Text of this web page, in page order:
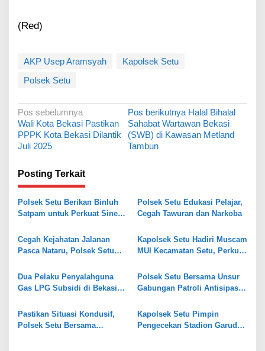
(Red)
AKP Usep Aramsyah
Kapolsek Setu
Polsek Setu
N
a
v
g
a
s
p
s
Pos sebelumnya
Wali Kota Bekasi Pastikan
PPPK Kota Bekasi Dilantik
Juli 2025
Pos berikutnya Halal Bihalal
Sahabat Wartawan Bekasi
(SWB) di Kawasan Metland
Tambun
Posting Terkait
Polsek Setu Berikan Binluh
Satpam untuk Perkuat Sinergi
Polsek Setu Edukasi Pelajar,
Cegah Tawuran dan Narkoba
Cegah Kejahatan Jalanan
Pasca Nataru, Polsek Setu
Patroli Biru
Kapolsek Setu Hadiri Muscam
MUI Kecamatan Setu, Perkuat
Dua Pelaku Penyalahguna
Gas LPG Subsidi di Bekasi
Penjara
Polsek Setu Bersama Unsur
Gabungan Patroli Antisipasi
Pastikan Situasi Kondusif,
Polsek Setu Bersama
Kapolsek Setu Pimpin
Pengecekan Stadion Garuda